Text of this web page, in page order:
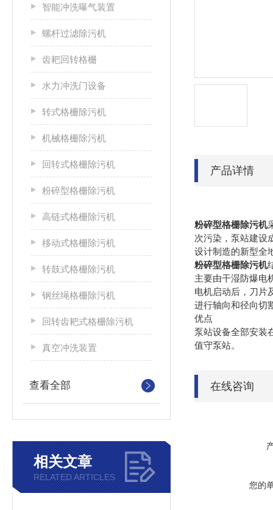
智能冲洗曝气装置
螺杆过滤除污机
齿耙回转格栅
水力冲洗门设备
转式格栅除污机
机械格栅除污机
回转式格栅除污机
粉碎型格栅除污机
高链式格栅除污机
移动式格栅除污机
转鼓式格栅除污机
钢丝绳格栅除污机
回转齿耙式格栅除污机
真空冲洗装置
查看全部
相关文章
RELATED ARTICLES
产品详情
粉碎型格栅除污机
次污染，泵站建设
设计制造的新型全
粉碎型格栅除污机
主要由干湿防爆电
电机启动后，刀片
进行轴向和径向切
优点
泵站设备全部安装
值守泵站。
在线咨询
您的